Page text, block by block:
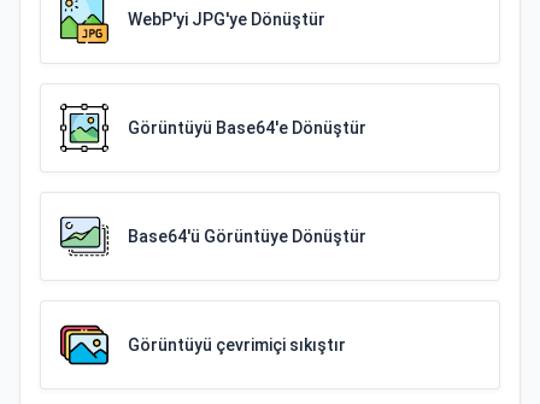
WebP'yi JPG'ye Dönüştür
Görüntüyü Base64'e Dönüştür
Base64'ü Görüntüye Dönüştür
Görüntüyü çevrimiçi sıkıştır